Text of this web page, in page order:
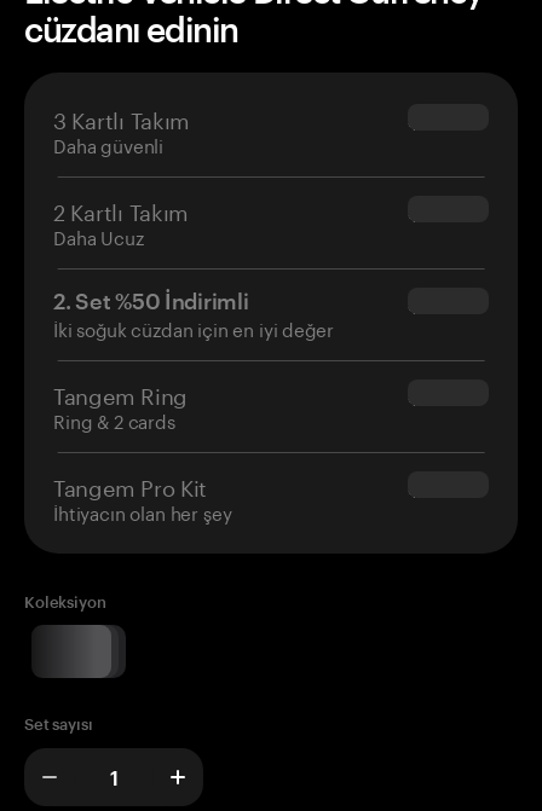
cüzdanı edinin
3 Kartlı Takım
Daha güvenli
$69.90
2 Kartlı Takım
Daha Ucuz
$54.90
2. Set %50 İndirimli
İki soğuk cüzdan için en iyi değer
$34.95
Tangem Ring
Ring & 2 cards
$160.00
Tangem Pro Kit
İhtiyacın olan her şey
$180.00
Koleksiyon
Set sayısı